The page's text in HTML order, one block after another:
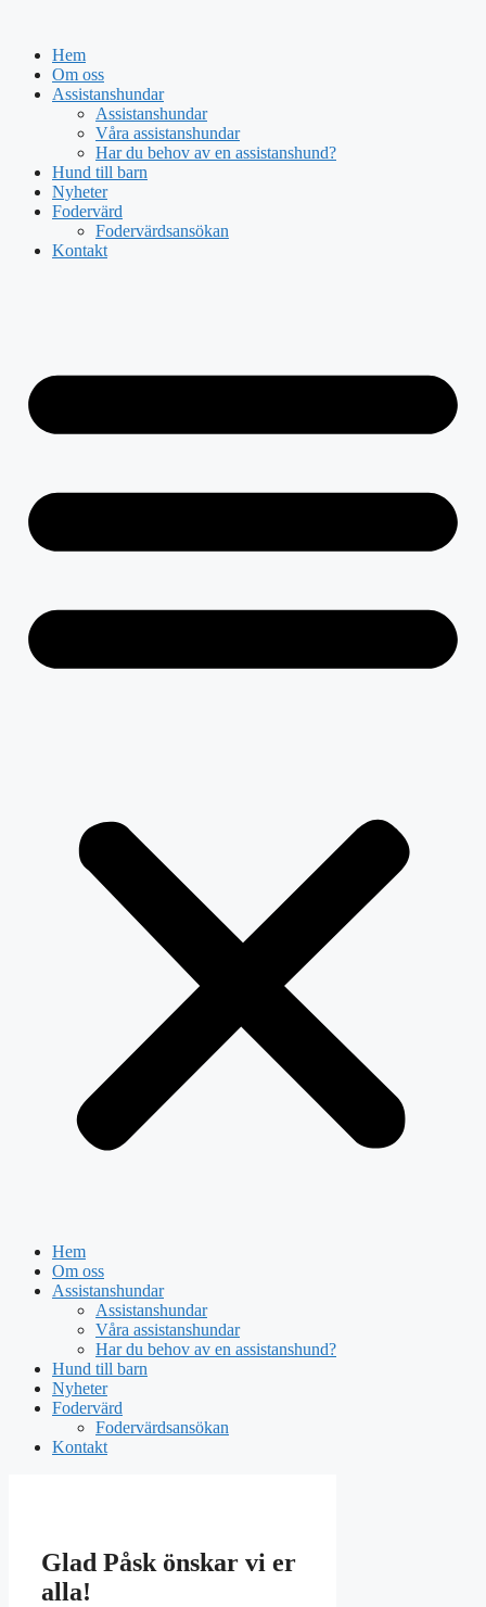
innehållHem
Om oss
Assistanshundar
Assistanshundar
Våra assistanshundar
Har du behov av en assistanshund?
Hund till barn
Nyheter
Fodervärd
Fodervärdsansökan
Kontakt
Hem
Om oss
Assistanshundar
Assistanshundar
Våra assistanshundar
Har du behov av en assistanshund?
Hund till barn
Nyheter
Fodervärd
Fodervärdsansökan
Kontakt
Glad Påsk önskar vi er
alla!